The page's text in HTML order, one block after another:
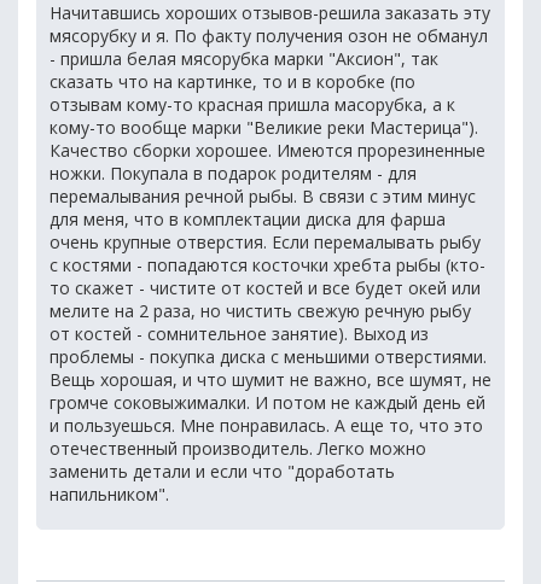
Начитавшись хороших отзывов-решила заказать эту
мясорубку и я. По факту получения озон не обманул
- пришла белая мясорубка марки "Аксион", так
сказать что на картинке, то и в коробке (по
отзывам кому-то красная пришла масорубка, а к
кому-то вообще марки "Великие реки Мастерица").
Качество сборки хорошее. Имеются прорезиненные
ножки. Покупала в подарок родителям - для
перемалывания речной рыбы. В связи с этим минус
для меня, что в комплектации диска для фарша
очень крупные отверстия. Если перемалывать рыбу
с костями - попадаются косточки хребта рыбы (кто-
то скажет - чистите от костей и все будет окей или
мелите на 2 раза, но чистить свежую речную рыбу
от костей - сомнительное занятие). Выход из
проблемы - покупка диска с меньшими отверстиями.
Вещь хорошая, и что шумит не важно, все шумят, не
громче соковыжималки. И потом не каждый день ей
и пользуешься. Мне понравилась. А еще то, что это
отечественный производитель. Легко можно
заменить детали и если что "доработать
напильником".